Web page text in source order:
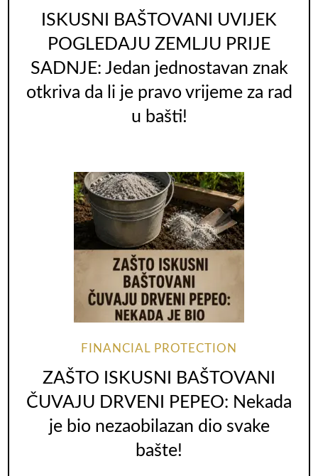
ISKUSNI BAŠTOVANI UVIJEK
POGLEDAJU ZEMLJU PRIJE
SADNJE: Jedan jednostavan znak
otkriva da li je pravo vrijeme za rad
u bašti!
FINANCIAL PROTECTION
ZAŠTO ISKUSNI BAŠTOVANI
ČUVAJU DRVENI PEPEO: Nekada
je bio nezaobilazan dio svake
bašte!